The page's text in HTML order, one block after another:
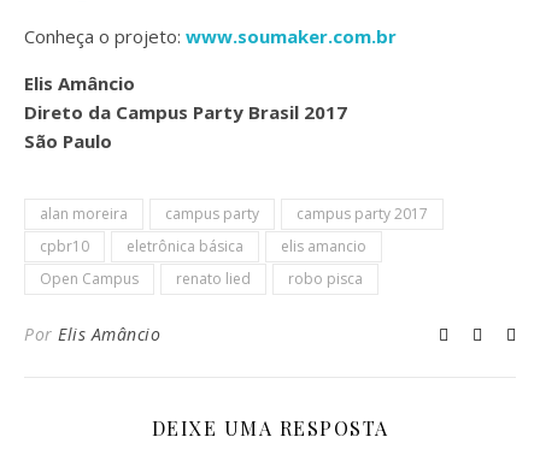
Conheça o projeto: www.soumaker.com.br
Elis Amâncio
Direto da Campus Party Brasil 2017
São Paulo
alan moreira campus party
campus party 2017
cpbr10
eletrônica básica
elis amancio
Open Campus
renato lied robo pisca
Por Elis Amâncio
DEIXE UMA RESPOSTA